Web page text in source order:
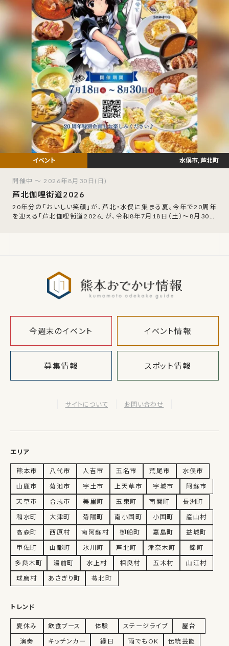
芦北伽哩街道2026
20年分の「おいしい笑顔」が、芦北・水俣に集まる夏。今年で20周年
を迎える「芦北伽哩街道2026」が、令和8年7月18日（土）〜8月30日
水俣市, 芦北町
開催中 ～ 2026年8月30日(日)
今週末のイベント イベント情報
募集情報 スポット情報
サイトについて お問い合わせ
エリア
熊本市 八代市 人吉市 玉名市 荒尾市
水俣市
山鹿市
菊池市 宇土市 上天草市 宇城市
阿蘇市
天草市
合志市 美里町 玉東町 南関町
長洲町
和水町
大津町 菊陽町 南小国町 小国町
産山村
高森町
西原村 南阿蘇村 御船町 嘉島町
益城町
甲佐町
山都町 氷川町 芦北町 津奈木町
錦町
多良木町
湯前町 水上村 相良村 五木村
山江村
球磨村
あさぎり町 苓北町
トレンド
夏休み 飲食ブース 体験 ステージライブ
屋台
演奏
キッチンカー 縁日 雨でもOK 伝統芸能